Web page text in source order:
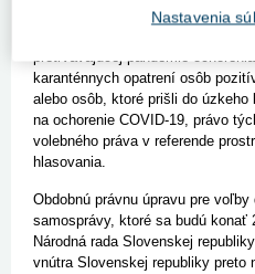
Predkladaný návrh zákona v
pretrvávajúcej pandémie
karanténnych opatrení osôb
alebo osôb, ktoré prišli do
na ochorenie COVID-19, právo
volebného práva v referende
hlasovania.
Obdobnú právnu úpravu pre voľby
samosprávy, ktoré sa budú konať
Národná rada Slovenskej
vnútra Slovenskej republiky preto
Nastavenia